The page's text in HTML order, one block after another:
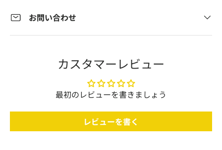
お問い合わせ
カスタマーレビュー
最初のレビューを書きましょう
レビューを書く